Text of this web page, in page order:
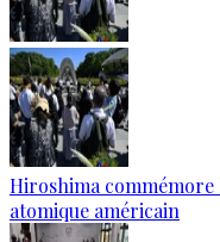
Hiroshima commémore
atomique américain